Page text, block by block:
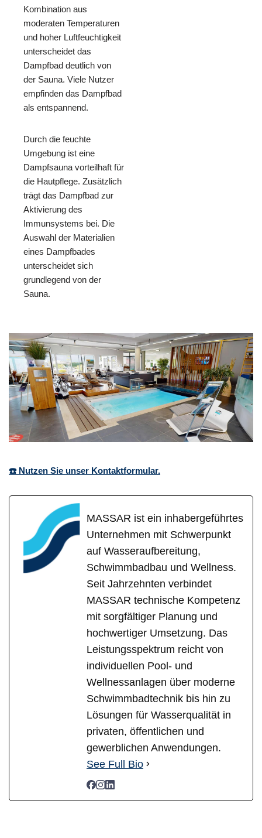
Kombination aus
moderaten Temperaturen
und hoher Luftfeuchtigkeit
unterscheidet das
Dampfbad deutlich von
der Sauna. Viele Nutzer
empfinden das Dampfbad
als entspannend.
Durch die feuchte
Umgebung ist eine
Dampfsauna vorteilhaft für
die Hautpflege. Zusätzlich
trägt das Dampfbad zur
Aktivierung des
Immunsystems bei. Die
Auswahl der Materialien
eines Dampfbades
unterscheidet sich
grundlegend von der
Sauna.
☎️ Nutzen Sie unser Kontaktformular.
MASSAR ist ein inhabergeführtes
Unternehmen mit Schwerpunkt
auf Wasseraufbereitung,
Schwimmbadbau und Wellness.
Seit Jahrzehnten verbindet
MASSAR technische Kompetenz
mit sorgfältiger Planung und
hochwertiger Umsetzung. Das
Leistungsspektrum reicht von
individuellen Pool- und
Wellnessanlagen über moderne
Schwimmbadtechnik bis hin zu
Lösungen für Wasserqualität in
privaten, öffentlichen und
gewerblichen Anwendungen.
See Full Bio